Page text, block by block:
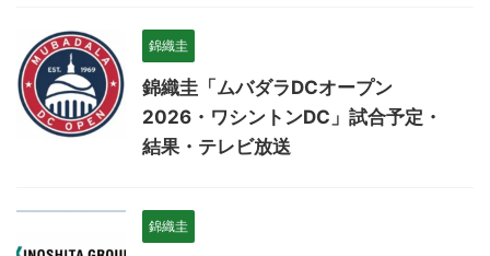
錦織圭
錦織圭「ムバダラDCオープン
2026・ワシントンDC」試合予定・
結果・テレビ放送
錦織圭